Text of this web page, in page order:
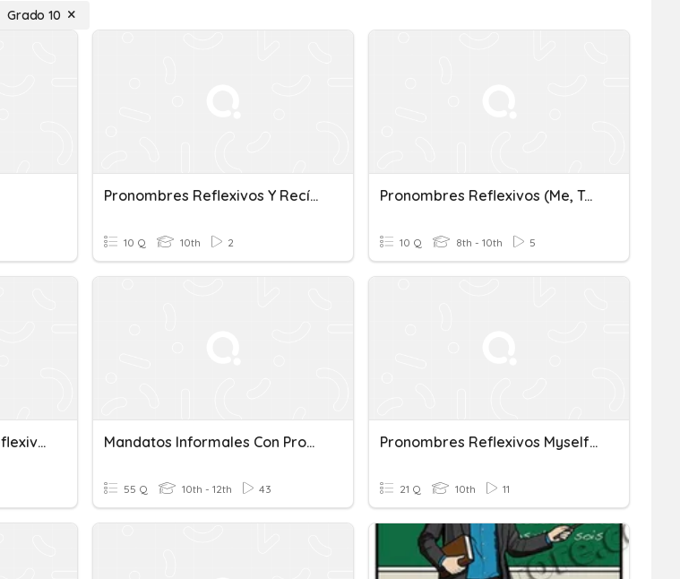
Grado 10
Pronombres Reflexivos Y Recíprocos
10 Q 10th 2
Pronombres Reflexivos (me, Te, Se, Nos, Os)
10 Q 8th - 10th 5
Verbos Y Pronombres Reflexivos Mandatos Informales Con Pronombres Reflexivos
55 Q 10th - 12th 43
Pronombres Reflexivos Myself, Yourself, Etc.
21 Q 10th 11